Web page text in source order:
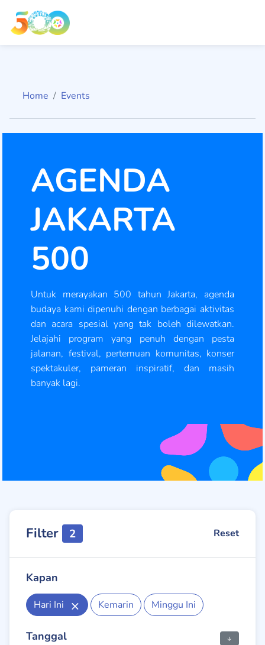
Home Events
AGENDA
JAKARTA
500
Untuk merayakan 500 tahun Jakarta, agenda
budaya kami dipenuhi dengan berbagai aktivitas
dan acara spesial yang tak boleh dilewatkan.
Jelajahi program yang penuh dengan pesta
jalanan, festival, pertemuan komunitas, konser
spektakuler, pameran inspiratif, dan masih
banyak lagi.
Filter 2 Reset
Kapan
Hari Ini Kemarin Minggu Ini
Tanggal